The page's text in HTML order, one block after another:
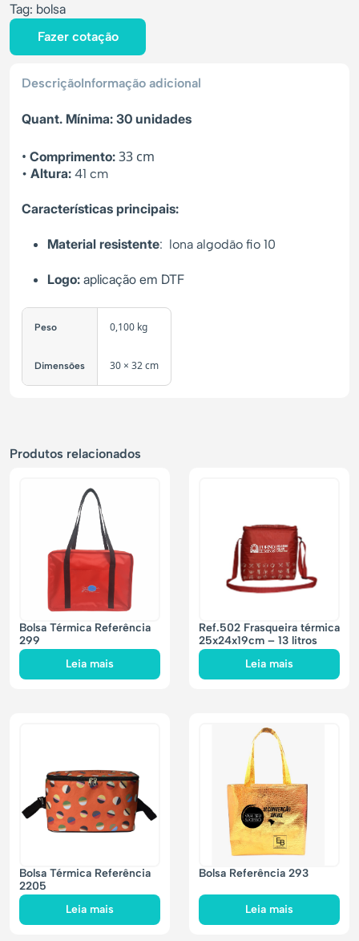
Tag: bolsa
Fazer cotação
DescriçãoInformação adicional
Quant. Mínima: 30 unidades
• Comprimento: 33 cm
• Altura: 41 cm
Características principais:
Material resistente: lona algodão fio 10
Logo: aplicação em DTF
Peso 0,100 kg
Dimensões 30 × 32 cm
Produtos relacionados
Bolsa Térmica Referência
299
Leia mais
Ref.502 Frasqueira térmica
25x24x19cm – 13 litros
Leia mais
Bolsa Térmica Referência
2205
Leia mais
Bolsa Referência 293
Leia mais